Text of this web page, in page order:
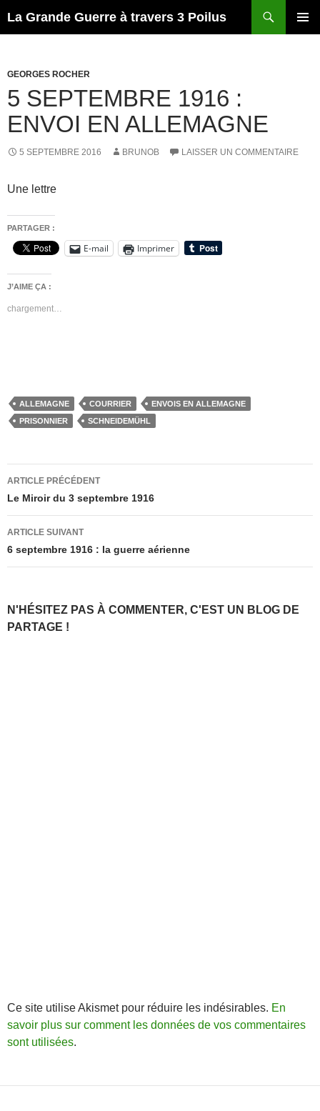
La Grande Guerre à travers 3 Poilus
GEORGES ROCHER
5 SEPTEMBRE 1916 :
ENVOI EN ALLEMAGNE
5 SEPTEMBRE 2016 BRUNOB LAISSER UN COMMENTAIRE
Une lettre
PARTAGER :
E-mail Imprimer
J’AIME ÇA :
chargement…
ALLEMAGNE COURRIER
ENVOIS EN ALLEMAGNE
PRISONNIER
SCHNEIDEMÜHL
Navigation
des
articles
ARTICLE PRÉCÉDENT
Le Miroir du 3 septembre 1916
ARTICLE SUIVANT
6 septembre 1916 : la guerre aérienne
N'HÉSITEZ PAS À COMMENTER, C'EST UN BLOG DE
PARTAGE !
Ce site utilise Akismet pour réduire les indésirables. En
savoir plus sur comment les données de vos commentaires
sont utilisées.